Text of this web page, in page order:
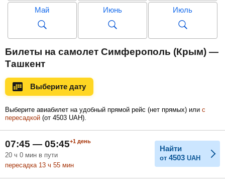
Май Июнь Июль
Сентябрь Октябрь
Ноябрь
Февраль
Май Июль
Билеты на самолет Симферополь (Крым) —
Ташкент
Выберите дату
Выберите авиабилет на удобный прямой рейс (нет прямых) или с
пересадкой (от 4503 UAH).
07:45 — 05:45+1 день
20 ч 0 мин в пути
пересадка 13 ч 55 мин
Найти
от 4503 UAH